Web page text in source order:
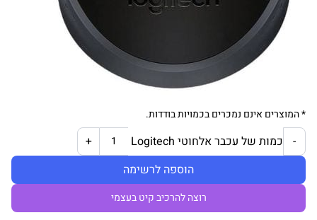
* המוצרים אינם נמכרים בכמויות בודדות.
- כמות של עכבר אלחוטי Logitech
+
הוספה לרשימה
רוצה להרכיב קיט בעצמי